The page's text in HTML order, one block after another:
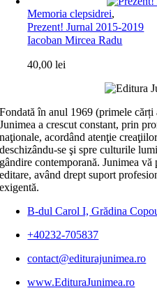
Memoria clepsidrei,
Prezent! Jurnal 2015-2019
Iacoban Mircea Radu
40,00lei
Fondată în anul 1969 (primele
Junimea a crescut constant, prin
naţionale, acordând atenţie
deschizându-se şi spre culturile
gândire contemporană. Junimea vă
editare, având drept suport
exigentă.
B-dul Carol I, Grădina
+40232-705837
contact@editurajunimea.ro
www.EdituraJunimea.ro